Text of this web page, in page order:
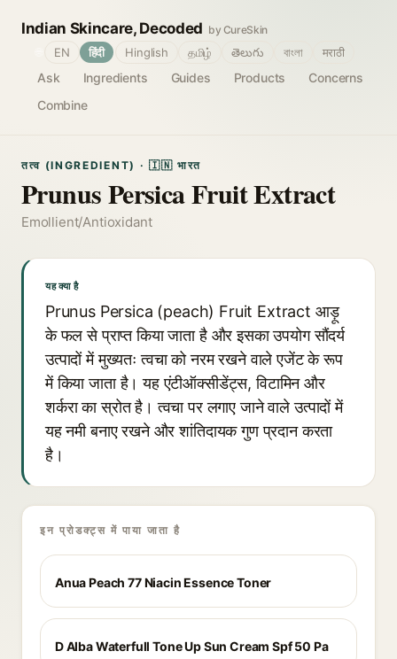
Indian Skincare, Decoded by CureSkin
Ask Ingredients Guides Products
Concerns
Combine
EN हिंदी Hinglish தமிழ் తెలుగు বাংলা मराठी
तत्व (INGREDIENT) · 🇮🇳 भारत
Prunus Persica Fruit Extract
Emollient/Antioxidant
यह क्या है
Prunus Persica (peach) Fruit Extract आड़ू
के फल से प्राप्त किया जाता है और इसका उपयोग सौंदर्य
उत्पादों में मुख्यतः त्वचा को नरम रखने वाले एजेंट के रूप
में किया जाता है। यह एंटीऑक्सीडेंट्स, विटामिन और
शर्करा का स्रोत है। त्वचा पर लगाए जाने वाले उत्पादों में
यह नमी बनाए रखने और शांतिदायक गुण प्रदान करता
है।
इन प्रोडक्ट्स में पाया जाता है
Anua Peach 77 Niacin Essence Toner
D Alba Waterfull Tone Up Sun Cream Spf 50 Pa